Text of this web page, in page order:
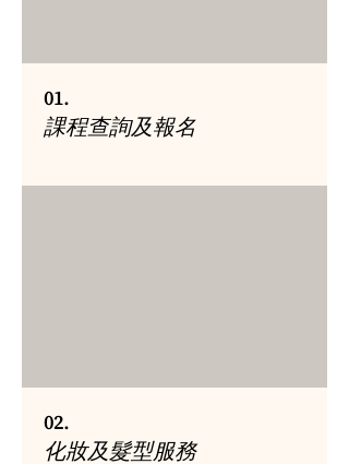
01.
課程查詢及報名
02.
化妝及髮型服務